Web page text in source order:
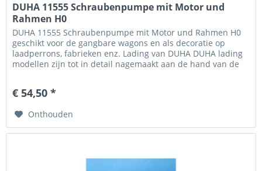
DUHA 11555 Schraubenpumpe mit Motor und
Rahmen H0
DUHA 11555 Schraubenpumpe mit Motor und Rahmen H0
geschikt voor de gangbare wagons en als decoratie op
laadperrons, fabrieken enz. Lading van DUHA DUHA lading
modellen zijn tot in detail nagemaakt aan de hand van de
€ 54,50 *
Onthouden